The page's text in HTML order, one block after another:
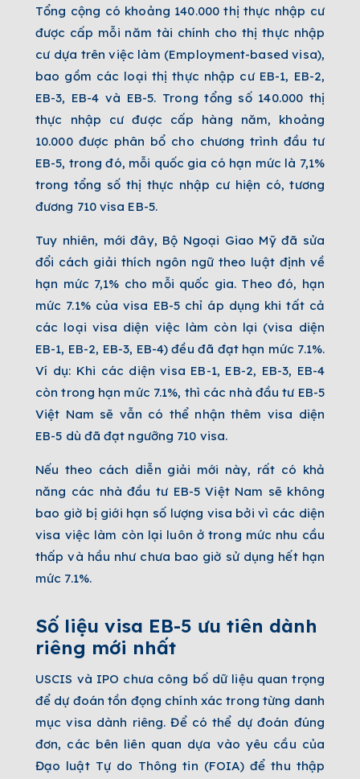
Tổng cộng có khoảng 140.000 thị thực nhập cư
được cấp mỗi năm tài chính cho thị thực nhập
cư dựa trên việc làm (Employment-based visa),
bao gồm các loại thị thực nhập cư EB-1, EB-2,
EB-3, EB-4 và EB-5. Trong tổng số 140.000 thị
thực nhập cư được cấp hàng năm, khoảng
10.000 được phân bổ cho chương trình đầu tư
EB-5, trong đó, mỗi quốc gia có hạn mức là 7,1%
trong tổng số thị thực nhập cư hiện có, tương
đương 710 visa EB-5.
Tuy nhiên, mới đây, Bộ Ngoại Giao Mỹ đã sửa
đổi cách giải thích ngôn ngữ theo luật định về
hạn mức 7,1% cho mỗi quốc gia. Theo đó, hạn
mức 7.1% của visa EB-5 chỉ áp dụng khi tất cả
các loại visa diện việc làm còn lại (visa diện
EB-1, EB-2, EB-3, EB-4) đều đã đạt hạn mức 7.1%.
Ví dụ: Khi các diện visa EB-1, EB-2, EB-3, EB-4
còn trong hạn mức 7.1%, thì các nhà đầu tư EB-5
Việt Nam sẽ vẫn có thể nhận thêm visa diện
EB-5 dù đã đạt ngưỡng 710 visa.
Nếu theo cách diễn giải mới này, rất có khả
năng các nhà đầu tư EB-5 Việt Nam sẽ không
bao giờ bị giới hạn số lượng visa bởi vì các diện
visa việc làm còn lại luôn ở trong mức nhu cầu
thấp và hầu như chưa bao giờ sử dụng hết hạn
mức 7.1%.
Số liệu visa EB-5 ưu tiên dành
riêng mới nhất
USCIS và IPO chưa công bố dữ liệu quan trọng
để dự đoán tồn đọng chính xác trong từng danh
mục visa dành riêng. Để có thể dự đoán đúng
đơn, các bên liên quan dựa vào yêu cầu của
Đạo luật Tự do Thông tin (FOIA) để thu thập